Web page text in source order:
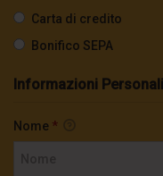
Carta di credito
Bonifico SEPA
Informazioni Personali
Nome *